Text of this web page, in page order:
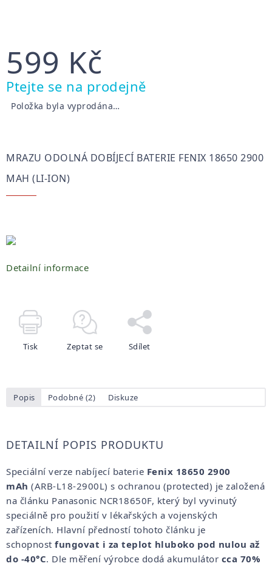
599 Kč
Měrná
cena:
Ptejte se na prodejně
Položka byla vyprodána…
MRAZU ODOLNÁ DOBÍJECÍ BATERIE FENIX 18650 2900
MAH (LI-ION)
Detailní informace
Tisk Zeptat se Sdílet
Popis Podobné (2) Diskuze
DETAILNÍ POPIS PRODUKTU
Speciální verze nabíjecí baterie Fenix 18650 2900
mAh (ARB-L18-2900L) s ochranou (protected) je založená
na článku Panasonic NCR18650F, který byl vyvinutý
speciálně pro použití v lékařských a vojenských
zařízeních. Hlavní předností tohoto článku je
schopnost fungovat i za teplot hluboko pod nulou až
do -40°C. Dle měření výrobce dodá akumulátor cca 70%